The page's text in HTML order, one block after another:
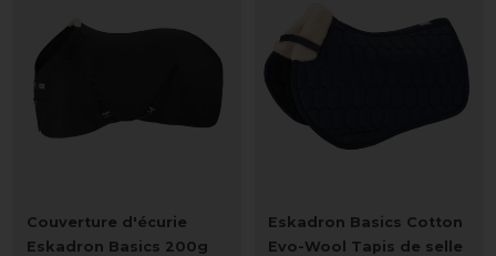
Couverture d'écurie
Eskadron Basics 200g
Eskadron Basics Cotton
Evo-Wool Tapis de selle